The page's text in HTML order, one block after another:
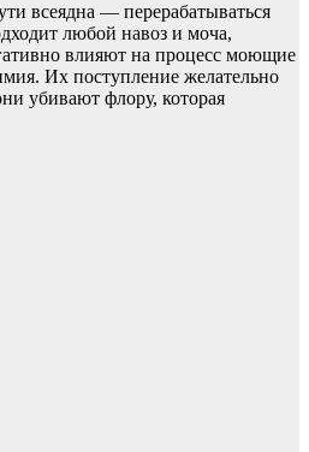
всеядна — перерабатываться
любой навоз и моча,
влияют на процесс моющие
Их поступление желательно
убивают флору, которая